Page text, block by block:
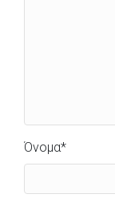
Όνομα*